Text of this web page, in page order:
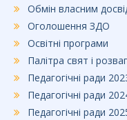
Обмін власним
Оголошення ЗДО
Освітні програми
Палітра свят і розваг
Педагогічні ради
Педагогічні ради
Педагогічні ради